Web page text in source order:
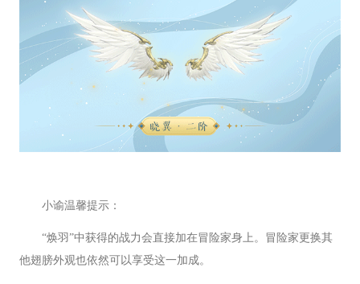
小谕温馨提示：
“焕羽”中获得的战力会直接加在冒险家身上。冒险家更换其
他翅膀外观也依然可以享受这一加成。